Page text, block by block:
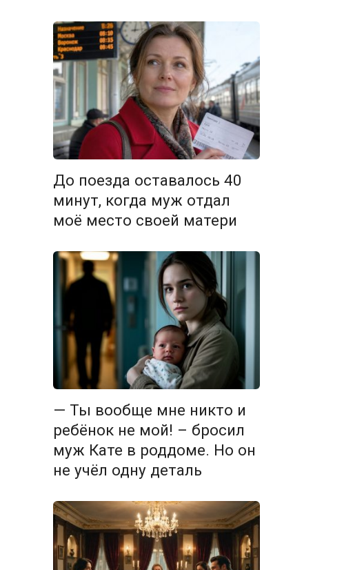
До поезда оставалось 40
минут, когда муж отдал
моё место своей матери
— Ты вообще мне никто и
ребёнок не мой! – бросил
муж Кате в роддоме. Но он
не учёл одну деталь